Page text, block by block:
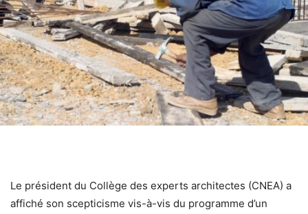
Le président du Collège des experts architectes (CNEA) a
affiché son scepticisme vis-à-vis du programme d’un